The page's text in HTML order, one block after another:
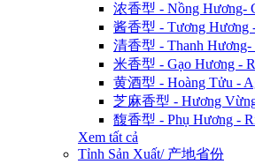
浓香型 - Nồng Hương-
酱香型 - Tương Hương
清香型 - Thanh Hương-
米香型 - Gạo Hương -
黄酒型 - Hoàng Tửu -
芝麻香型 - Hương
馥香型 - Phụ Hương -
Xem tất cả
Tỉnh Sản Xuất/ 产地省份